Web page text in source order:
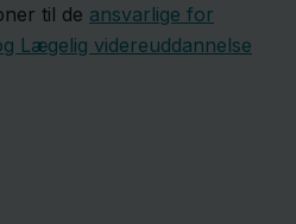
til de ansvarlige for
Lægelig videreuddannelse